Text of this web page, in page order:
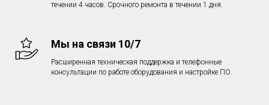
течении 4 часов. Срочного ремонта в течении 1 дня.
Мы на связи 10/7
Расширенная техническая поддержка и телефонные
консультации по работе оборудования и настройке ПО.